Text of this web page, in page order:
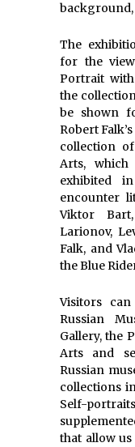
background,
The
for the
Portrait
the
be shown
Robert
collection
Arts, which
exhibited
encounter
Viktor
Larionov,
Falk, and
the Blue
Visitors
Russian
Gallery, the
Arts and
Russian
collections
Self-
that allow us